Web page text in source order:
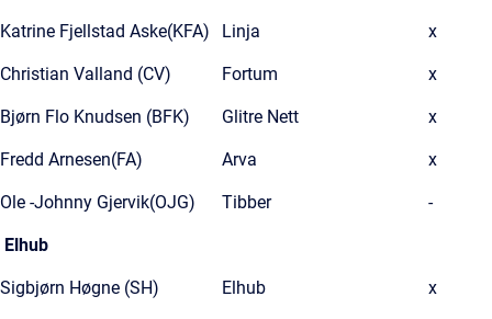
Katrine Fjellstad Aske(KFA) Linja x
Christian Valland (CV) Fortum x
Bjørn Flo Knudsen (BFK) Glitre Nett x
Fredd Arnesen(FA) Arva x
Ole -Johnny Gjervik(OJG) Tibber -
Elhub
Sigbjørn Høgne (SH) Elhub x